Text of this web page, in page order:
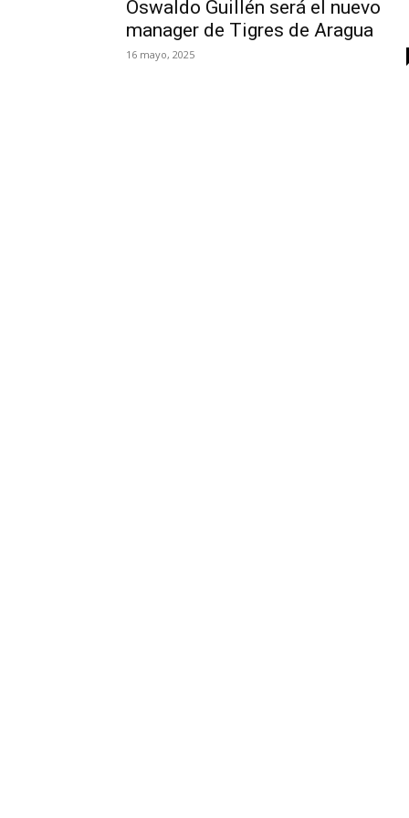
Oswaldo Guillén será el nuevo
manager de Tigres de Aragua
16 mayo, 2025